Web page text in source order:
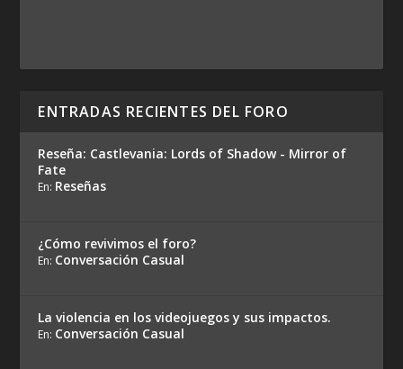
ENTRADAS RECIENTES DEL FORO
Reseña: Castlevania: Lords of Shadow - Mirror of
Fate
En: Reseñas
¿Cómo revivimos el foro?
En: Conversación Casual
La violencia en los videojuegos y sus impactos.
En: Conversación Casual